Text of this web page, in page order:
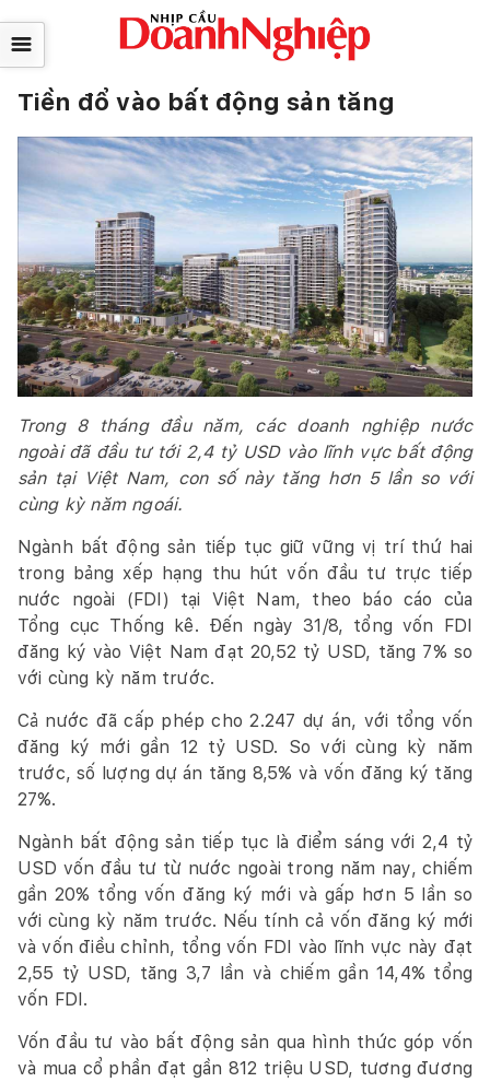
☰
Tiền đổ vào bất động sản tăng
Trong 8 tháng đầu năm, các doanh nghiệp nước
ngoài đã đầu tư tới 2,4 tỷ USD vào lĩnh vực bất động
sản tại Việt Nam, con số này tăng hơn 5 lần so với
cùng kỳ năm ngoái.
Ngành bất động sản tiếp tục giữ vững vị trí thứ hai
trong bảng xếp hạng thu hút vốn đầu tư trực tiếp
nước ngoài (FDI) tại Việt Nam, theo báo cáo của
Tổng cục Thống kê. Đến ngày 31/8, tổng vốn FDI
đăng ký vào Việt Nam đạt 20,52 tỷ USD, tăng 7% so
với cùng kỳ năm trước.
Cả nước đã cấp phép cho 2.247 dự án, với tổng vốn
đăng ký mới gần 12 tỷ USD. So với cùng kỳ năm
trước, số lượng dự án tăng 8,5% và vốn đăng ký tăng
27%.
Ngành bất động sản tiếp tục là điểm sáng với 2,4 tỷ
USD vốn đầu tư từ nước ngoài trong năm nay, chiếm
gần 20% tổng vốn đăng ký mới và gấp hơn 5 lần so
với cùng kỳ năm trước. Nếu tính cả vốn đăng ký mới
và vốn điều chỉnh, tổng vốn FDI vào lĩnh vực này đạt
2,55 tỷ USD, tăng 3,7 lần và chiếm gần 14,4% tổng
vốn FDI.
Vốn đầu tư vào bất động sản qua hình thức góp vốn
và mua cổ phần đạt gần 812 triệu USD, tương đương